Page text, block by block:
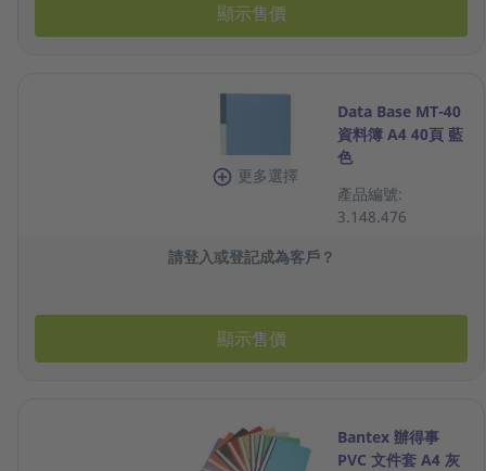
顯示售價
更多選擇
Data Base MT-40
資料簿 A4 40頁 藍
色
產品編號:
3.148.476
請登入或登記成為客戶？
顯示售價
Bantex 辦得事
PVC 文件套 A4 灰